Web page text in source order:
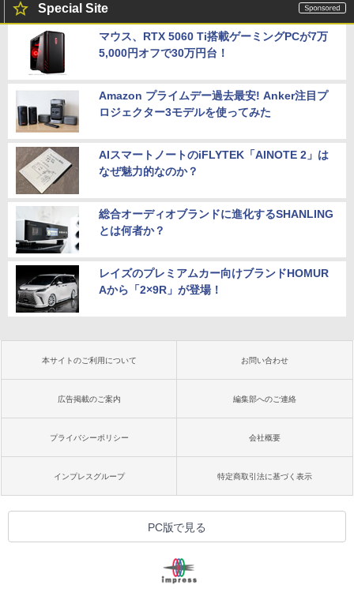
Special Site
マウス、RTX 5060 Ti搭載ゲーミングPCが7万
5,000円オフで30万円台！
Amazon プライムデー過去最安! Anker注目プ
ロジェクター3モデルを使ってみた
AIスマートノートのiFLYTEK「AINOTE 2」は
なぜ魅力的なのか？
総合オーディオブランドに進化するSHANLING
とは何者か？
レイズのプレミアムカー向けブランドHOMUR
Aから「2×9R」が登場！
本サイトのご利用について お問い合わせ
広告掲載のご案内 編集部へのご連絡
プライバシーポリシー 会社概要
インプレスグループ 特定商取引法に基づく表示
PC版で見る